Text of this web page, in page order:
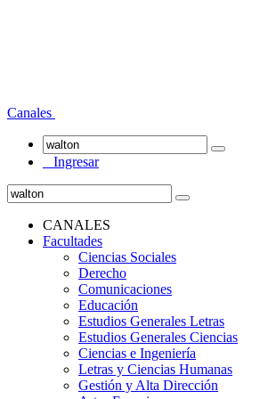
Canales
Ingresar
CANALES
Facultades
Ciencias Sociales
Derecho
Comunicaciones
Educación
Estudios Generales Letras
Estudios Generales Ciencias
Ciencias e Ingeniería
Letras y Ciencias Humanas
Gestión y Alta Dirección